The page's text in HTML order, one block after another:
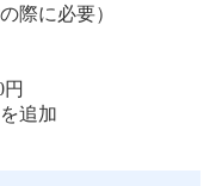
際に必要）
追加